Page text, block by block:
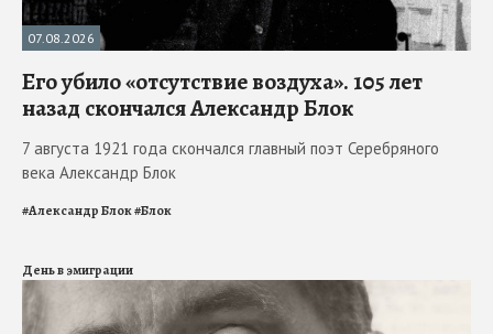
07.08.2026
Его убило «отсутствие воздуха». 105 лет
назад скончался Александр Блок
7 августа 1921 года скончался главный поэт Серебряного
века Александр Блок
#Александр Блок#Блок
День в эмиграции